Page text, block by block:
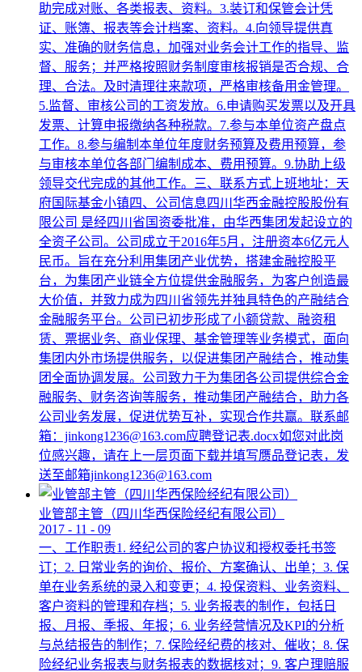
助完成对账、各类报表、资料。3.装订和保管会计凭
证、账簿、报表等会计档案、资料。4.向领导提供真
实、准确的财务信息，加强对业务会计工作的指导、监
督、服务；并严格按照财务制度审核报销是否合规、合
理、合法。及时清理往来款项，严格审核备用金管理。
5.监督、审核公司的工资发放。6.申请购买发票以及开具
发票、计算申报缴纳各种税款。7.参与本单位资产盘点
工作。8.参与编制本单位年度财务预算及费用预算，参
与审核本单位各部门编制成本、费用预算。9.协助上级
领导交代完成的其他工作。三、联系方式上班地址：天
府国际基金小镇四、公司信息四川华西金融控股股份有
限公司 是经四川省国资委批准，由华西集团发起设立的
全资子公司。公司成立于2016年5月，注册资本6亿元人
民币。旨在充分利用集团产业优势，搭建金融控股平
台，为集团产业链全方位提供金融服务，为客户创造最
大价值，并致力成为四川省领先并独具特色的产融结合
金融服务平台。公司已初步形成了小额贷款、融资租
赁、票据业务、商业保理、基金管理等业务模式，面向
集团内外市场提供服务，以促进集团产融结合，推动集
团全面协调发展。公司致力于为集团各公司提供综合金
融服务、财务咨询等服务，推动集团产融结合，助力各
公司业务发展，促进优势互补，实现合作共赢。联系邮
箱：jinkong1236@163.com应聘登记表.docx如您对此岗
位感兴趣，请在上一层页面下载并填写赝品登记表，发
送至邮箱jinkong1236@163.com
业管部主管（四川华西保险经纪有限公司）
2017 - 11 - 09
一、工作职责1. 经纪公司的客户协议和授权委托书签
订；2. 日常业务的询价、报价、方案确认、出单；3. 保
单在业务系统的录入和变更；4. 投保资料、业务资料、
客户资料的管理和存档；5. 业务报表的制作，包括日
报、月报、季报、年报；6. 业务经营情况及KPI的分析
与总结报告的制作；7. 保险经纪费的核对、催收；8. 保
险经纪业务报表与财务报表的数据核对；9. 客户理赔服